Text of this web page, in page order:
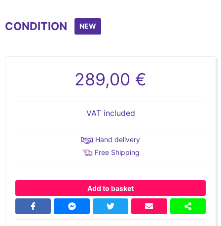
of
CONDITION NEW
289,00 €
VAT included
Hand delivery
Free Shipping
Add to basket